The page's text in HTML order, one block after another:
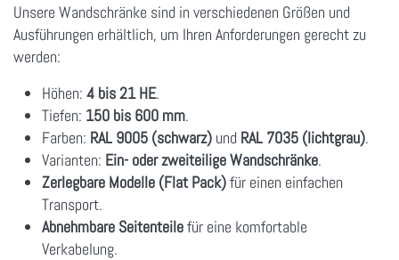
Unsere Wandschränke sind in verschiedenen Größen und
Ausführungen erhältlich, um Ihren Anforderungen gerecht zu
werden:
Höhen: 4 bis 21 HE.
Tiefen: 150 bis 600 mm.
Farben: RAL 9005 (schwarz) und RAL 7035 (lichtgrau).
Varianten: Ein- oder zweiteilige Wandschränke.
Zerlegbare Modelle (Flat Pack)für einen einfachen
Transport.
Abnehmbare Seitenteilefür eine komfortable
Verkabelung.